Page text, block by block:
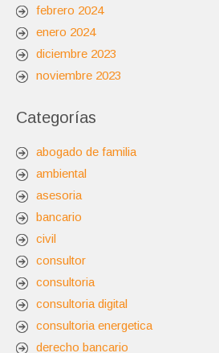
febrero 2024
enero 2024
diciembre 2023
noviembre 2023
Categorías
abogado de familia
ambiental
asesoria
bancario
civil
consultor
consultoria
consultoria digital
consultoria energetica
derecho bancario